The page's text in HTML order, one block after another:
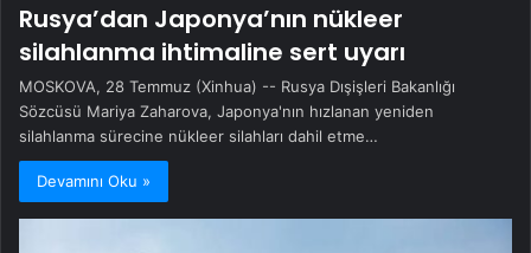
Rusya’dan Japonya’nın nükleer
silahlanma ihtimaline sert uyarı
MOSKOVA, 28 Temmuz (Xinhua) -- Rusya Dışişleri Bakanlığı
Sözcüsü Mariya Zaharova, Japonya'nın hızlanan yeniden
silahlanma sürecine nükleer silahları dahil etme…
Devamını Oku »